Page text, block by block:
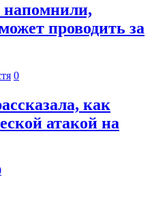
напомнили,
проводить за
0
как
атакой на